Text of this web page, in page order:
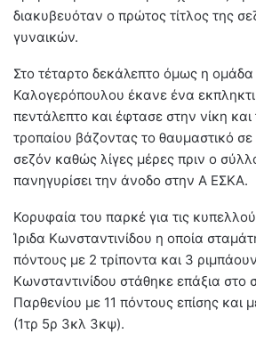
διακυβευόταν ο πρώτος τίτλος της
γυναικών.
Στο τέταρτο δεκάλεπτο όμως η ομάδα
Καλογερόπουλου έκανε ένα
πεντάλεπτο και έφτασε στην νίκη
τροπαίου βάζοντας το θαυμαστικό σε
σεζόν καθώς λίγες μέρες πριν ο
πανηγυρίσει την άνοδο στην Α ΕΣΚΑ.
Κορυφαία του παρκέ για τις
Ίριδα Κωνσταντινίδου η οποία
πόντους με 2 τρίποντα και 3
Κωνσταντινίδου στάθηκε επάξια στο
Παρθενίου με 11 πόντους επίσης και
(1τρ 5ρ 3κλ 3κψ).